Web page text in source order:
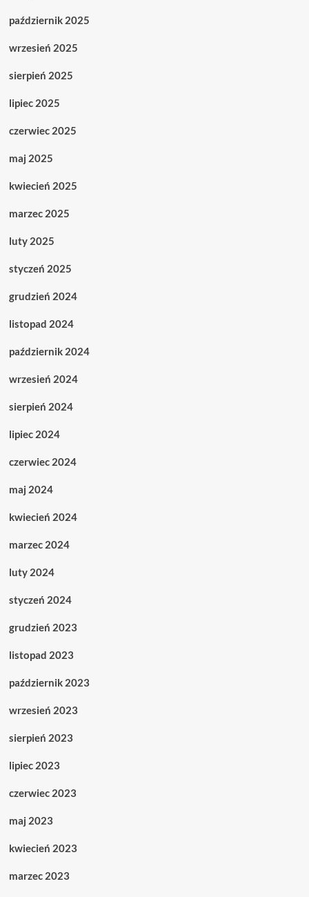
październik 2025
wrzesień 2025
sierpień 2025
lipiec 2025
czerwiec 2025
maj 2025
kwiecień 2025
marzec 2025
luty 2025
styczeń 2025
grudzień 2024
listopad 2024
październik 2024
wrzesień 2024
sierpień 2024
lipiec 2024
czerwiec 2024
maj 2024
kwiecień 2024
marzec 2024
luty 2024
styczeń 2024
grudzień 2023
listopad 2023
październik 2023
wrzesień 2023
sierpień 2023
lipiec 2023
czerwiec 2023
maj 2023
kwiecień 2023
marzec 2023